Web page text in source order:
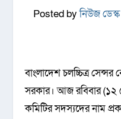
Posted byনিউজ ডেস্ক
বাংলাদেশ চলচ্চিত্র
সরকার। আজ রবিবার (১২
কমিটির সদস্যদের নাম